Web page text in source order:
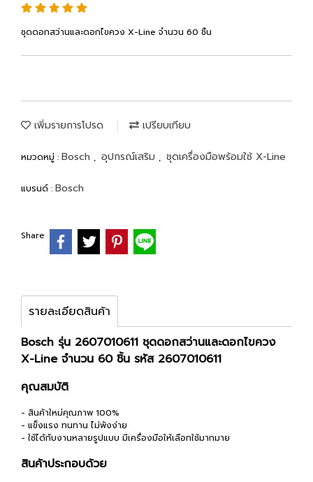
ชุดดอกสว่านและดอกไขควง X-Line จำนวน 60 ชิ้น
เพิ่มรายการโปรด เปรียบเทียบ
หมวดหมู่ : Bosch , อุปกรณ์เสริม , ชุดเครื่องมือพร้อมใช้ X-Line
แบรนด์ : Bosch
Share
รายละเอียดสินค้า
Bosch รุ่น 2607010611 ชุดดอกสว่านและดอกไขควง
X-Line จำนวน 60 ชิ้น รหัส 2607010611
คุณสมบัติ
- สินค้าใหม่คุณภาพ 100%
- แข็งแรง ทนทาน ไม่พังง่าย
- ใช้ได้กับงานหลายรูปแบบ มีเครื่องมือให้เลือกใช้มากมาย
สินค้าประกอบด้วย